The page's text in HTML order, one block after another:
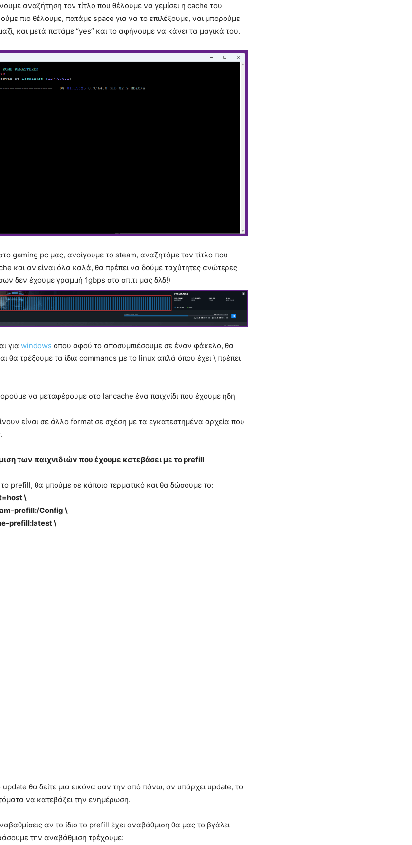
αναζήτηση τον τίτλο που θέλουμε να γεμίσει η cache του
πιο θέλουμε, πατάμε space για να το επιλέξουμε, ναι μπορούμε
και μετά πατάμε “yes” και το αφήνουμε να κάνει τα μαγικά του.
gaming pc μας, ανοίγουμε το steam, αναζητάμε τον τίτλο που
και αν είναι όλα καλά, θα πρέπει να δούμε ταχύτητες ανώτερες
δεν έχουμε γραμμή 1gbps στο σπίτι μας δλδ!)
για windows όπου αφού το αποσυμπιέσουμε σε έναν φάκελο, θα
θα τρέξουμε τα ίδια commands με το linux απλά όπου έχει \ πρέπει
να μεταφέρουμε στο lancache ένα παιχνίδι που έχουμε ήδη
είναι σε άλλο format σε σχέση με τα εγκατεστημένα αρχεία που
των παιχνιδιών που έχουμε κατεβάσει με το prefill
prefill, θα μπούμε σε κάποιο τερματικό και θα δώσουμε το:
\
prefill:/Config \
prefill:latest \
update θα δείτε μια εικόνα σαν την από πάνω, αν υπάρχει update, το
να κατεβάζει την ενημέρωση.
αν το ίδιο το prefill έχει αναβάθμιση θα μας το βγάλει
την αναβάθμιση τρέχουμε: